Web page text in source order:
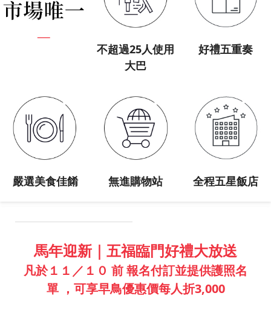
不超過25人使用
大巴
好禮五重奏
嚴選美食佳餚 無進購物站 全程五星飯店
馬年迎新｜五福臨門好禮大放送
凡於１１／１０ 前 報名付訂並提供護照名
單 ，可享早鳥優惠價每人折3,000